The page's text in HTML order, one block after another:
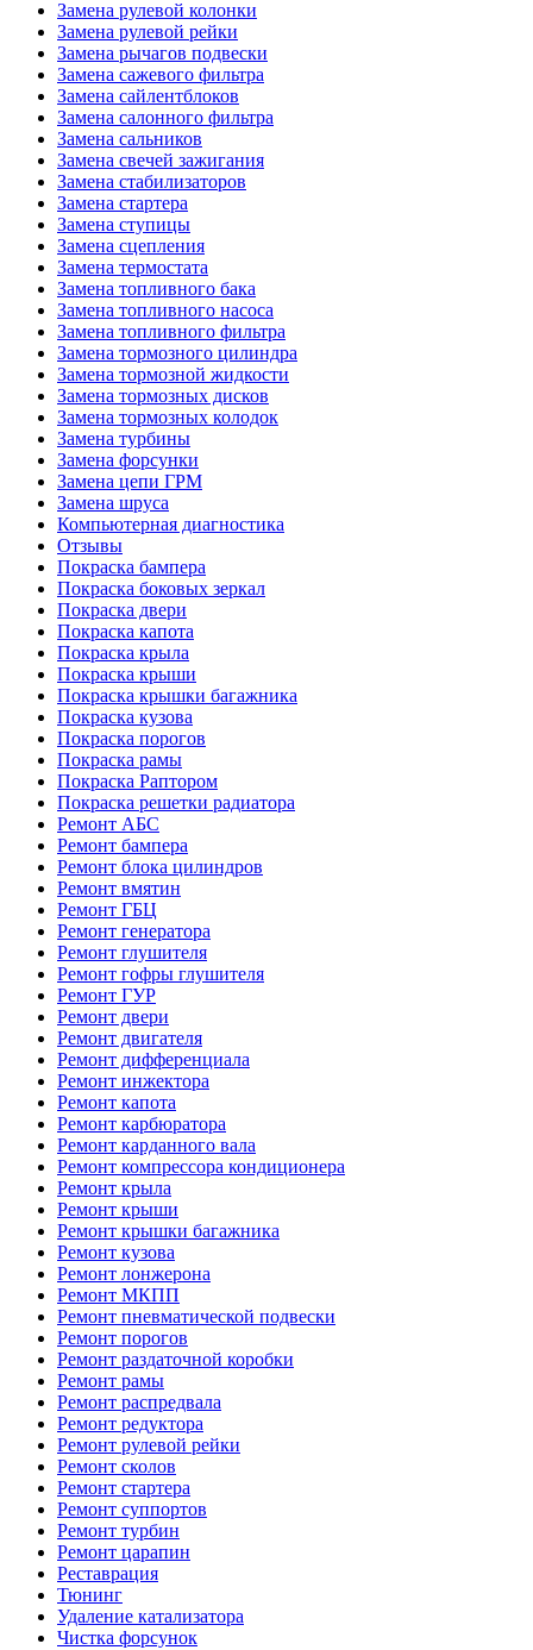
Замена рулевой колонки
Замена рулевой рейки
Замена рычагов подвески
Замена сажевого фильтра
Замена сайлентблоков
Замена салонного фильтра
Замена сальников
Замена свечей зажигания
Замена стабилизаторов
Замена стартера
Замена ступицы
Замена сцепления
Замена термостата
Замена топливного бака
Замена топливного насоса
Замена топливного фильтра
Замена тормозного цилиндра
Замена тормозной жидкости
Замена тормозных дисков
Замена тормозных колодок
Замена турбины
Замена форсунки
Замена цепи ГРМ
Замена шруса
Компьютерная диагностика
Отзывы
Покраска бампера
Покраска боковых зеркал
Покраска двери
Покраска капота
Покраска крыла
Покраска крыши
Покраска крышки багажника
Покраска кузова
Покраска порогов
Покраска рамы
Покраска Раптором
Покраска решетки радиатора
Ремонт АБС
Ремонт бампера
Ремонт блока цилиндров
Ремонт вмятин
Ремонт ГБЦ
Ремонт генератора
Ремонт глушителя
Ремонт гофры глушителя
Ремонт ГУР
Ремонт двери
Ремонт двигателя
Ремонт дифференциала
Ремонт инжектора
Ремонт капота
Ремонт карбюратора
Ремонт карданного вала
Ремонт компрессора кондиционера
Ремонт крыла
Ремонт крыши
Ремонт крышки багажника
Ремонт кузова
Ремонт лонжерона
Ремонт МКПП
Ремонт пневматической подвески
Ремонт порогов
Ремонт раздаточной коробки
Ремонт рамы
Ремонт распредвала
Ремонт редуктора
Ремонт рулевой рейки
Ремонт сколов
Ремонт стартера
Ремонт суппортов
Ремонт турбин
Ремонт царапин
Реставрация
Тюнинг
Удаление катализатора
Чистка форсунок